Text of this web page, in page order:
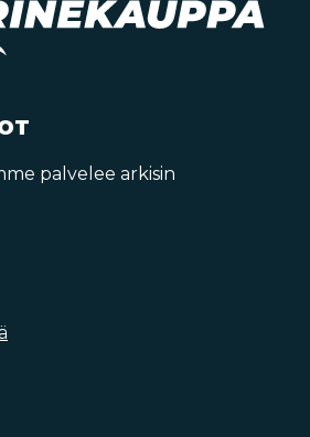
palvelee arkisin